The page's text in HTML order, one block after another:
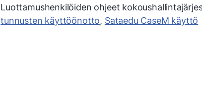
Luottamushenkilöiden ohjeet
tunnusten käyttöönotto, Sataedu CaseM käyttö